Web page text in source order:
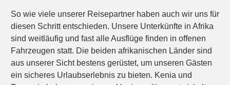
So wie viele unserer Reisepartner haben auch wir uns für
diesen Schritt entschieden. Unsere Unterkünfte in Afrika
sind weitläufig und fast alle Ausflüge finden in offenen
Fahrzeugen statt. Die beiden afrikanischen Länder sind
aus unserer Sicht bestens gerüstet, um unseren Gästen
ein sicheres Urlaubserlebnis zu bieten. Kenia und